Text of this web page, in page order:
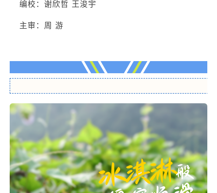
编校： 谢欣哲 王浚宇
主审：周 游